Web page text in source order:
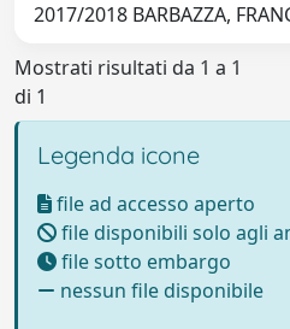
2017/2018 BARBAZZA,
Mostrati risultati da 1 a 1
di 1
Legenda icone
file ad accesso aperto
file disponibili solo agli
file sotto embargo
nessun file disponibile